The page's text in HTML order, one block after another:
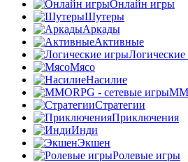
Онлайн игры
Шутеры
Аркады
Активные
Мясо
Насилие
Стратегии
Приключения
Инди
Экшен
Ролевые игры